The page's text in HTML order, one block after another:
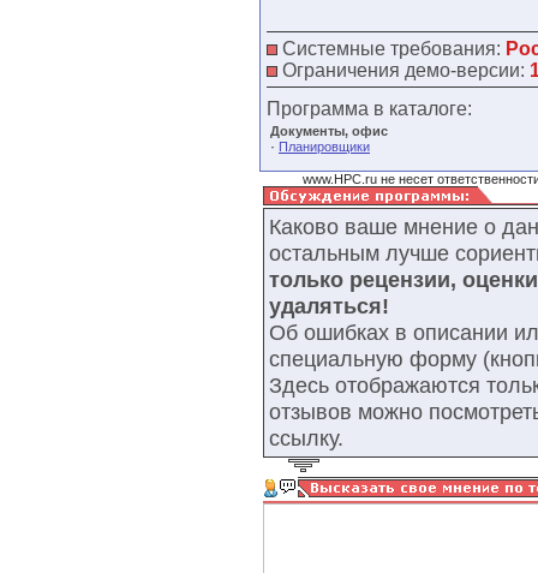
Системные требования:
Ограничения демо-версии:
Программа в каталоге:
Документы, офис
· Планировщики
www.HPC.ru не несет
Каково ваше мнение о
остальным лучше
только рецензии,
удаляться!
Об ошибках в описании
специальную форму
Здесь отображаются
отзывов можно
ссылку.